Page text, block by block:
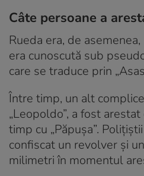
Câte persoane a
Rueda era, de
era cunoscută sub
care se traduce prin
Între timp, un alt
„Leopoldo”, a fost
timp cu „Păpușa”.
confiscat un revolver și
milimetri în momentul